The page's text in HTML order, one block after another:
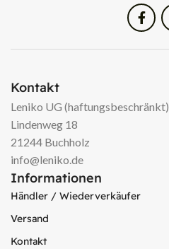
Kontakt
Leniko UG (haftungsbeschränkt)
Lindenweg 18
21244 Buchholz
info@leniko.de
Informationen
Händler / Wiederverkäufer
Versand
Kontakt